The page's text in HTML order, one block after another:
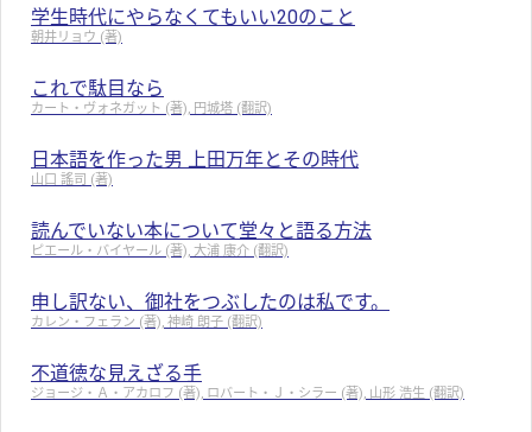
学生時代にやらなくてもいい20のこと
朝井リョウ (著)
これで駄目なら
カート・ヴォネガット (著), 円城塔 (翻訳)
日本語を作った男 上田万年とその時代
山口 謠司 (著)
読んでいない本について堂々と語る方法
ピエール・バイヤール (著), 大浦 康介 (翻訳)
申し訳ない、御社をつぶしたのは私です。
カレン・フェラン (著), 神崎 朗子 (翻訳)
不道徳な見えざる手
ジョージ・Ａ・アカロフ (著), ロバート・Ｊ・シラー (著), 山形 浩生 (翻訳)